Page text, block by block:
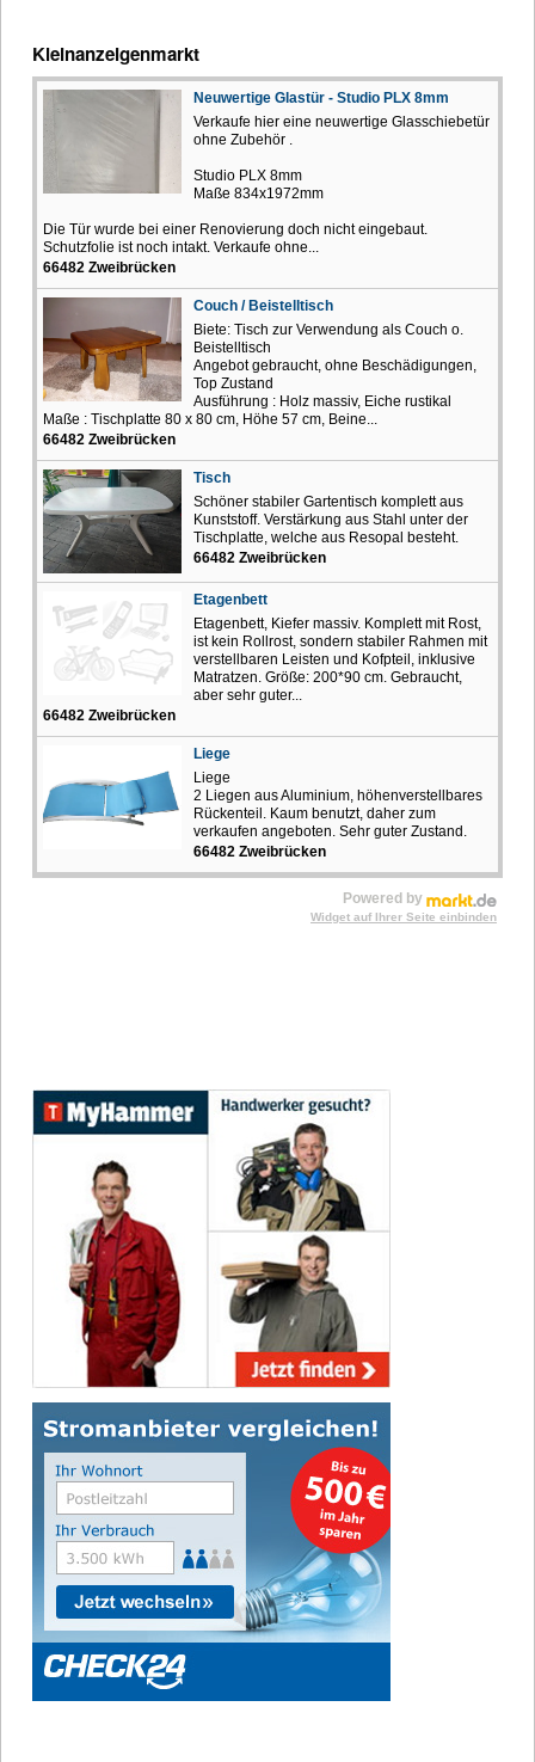
Kleinanzeigenmarkt
Neuwertige Glastür - Studio PLX 8mm
Verkaufe hier eine neuwertige Glasschiebetür
ohne Zubehör .
Studio PLX 8mm
Maße 834x1972mm
Die Tür wurde bei einer Renovierung doch nicht eingebaut.
Schutzfolie ist noch intakt. Verkaufe ohne...
66482 Zweibrücken
Couch / Beistelltisch
Biete: Tisch zur Verwendung als Couch o.
Beistelltisch
Angebot gebraucht, ohne Beschädigungen,
Top Zustand
Ausführung : Holz massiv, Eiche rustikal
Maße : Tischplatte 80 x 80 cm, Höhe 57 cm, Beine...
66482 Zweibrücken
Tisch
Schöner stabiler Gartentisch komplett aus
Kunststoff. Verstärkung aus Stahl unter der
Tischplatte, welche aus Resopal besteht.
66482 Zweibrücken
Etagenbett
Etagenbett, Kiefer massiv. Komplett mit Rost,
ist kein Rollrost, sondern stabiler Rahmen mit
verstellbaren Leisten und Kofpteil, inklusive
Matratzen. Größe: 200*90 cm. Gebraucht,
aber sehr guter...
66482 Zweibrücken
Liege
Liege
2 Liegen aus Aluminium, höhenverstellbares
Rückenteil. Kaum benutzt, daher zum
verkaufen angeboten. Sehr guter Zustand.
66482 Zweibrücken
Powered by
Widget auf Ihrer Seite einbinden